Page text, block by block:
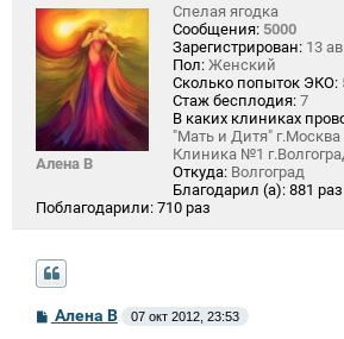
Алена В
Спелая ягодка
Сообщения: 5000
Зарегистрирован: 13
Пол: Женский
Сколько попыток ЭКО:
Стаж бесплодия: 7
В каких клиниках
"Мать и Дитя" г.Москва
Клиника №1
Откуда: Волгоград
Благодарил (а): 881 раз
Поблагодарили: 710 раз
С
о
Алена В 07 окт 2012, 23:53